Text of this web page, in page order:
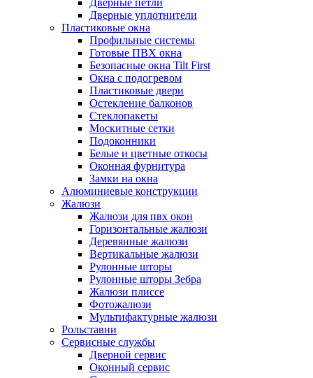
Дверные петли
Дверные уплотнители
Пластиковые окна
Профильные системы
Готовые ПВХ окна
Безопасные окна Tilt First
Окна с подогревом
Пластиковые двери
Остекление балконов
Стеклопакеты
Москитные сетки
Подоконники
Белые и цветные откосы
Оконная фурнитура
Замки на окна
Алюминиевые конструкции
Жалюзи
Жалюзи для пвх окон
Горизонтальные жалюзи
Деревянные жалюзи
Вертикальные жалюзи
Рулонные шторы
Рулонные шторы Зебра
Жалюзи плиссе
Фотожалюзи
Мультифактурные жалюзи
Рольставни
Сервисные службы
Дверной сервис
Оконный сервис